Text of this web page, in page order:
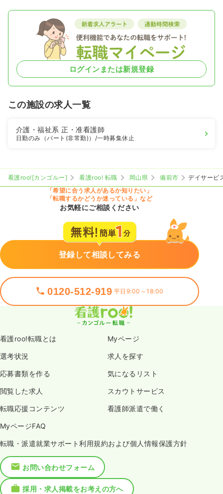
ログインまたは新規登録
この施設の求人一覧
介護・福祉系正・准看護師
日勤のみ（パート(非常勤)） /一時募集休止
看護roo![カンゴルー] 看護roo! 転職 岡山県 備前市
デイサービ
「希望に合う求人があるか知りたい」
「転職するかどうか迷っている」など
お気軽にご相談ください
登録して相談してみる
0120-512-919 平日9:00～18:00
看護roo!転職とは Myページ
選考状況 求人を探す
応募書類を作る 気になるリスト
閲覧した求人 スカウトサービス
転職応援コンテンツ 看護師派遣で働く
MyページFAQ
転職・派遣就業サポート利用規約および個人情報保護方針
お問い合わせフォーム
採用・求人掲載をお考えの方へ